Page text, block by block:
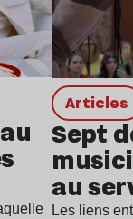
Articles
Sept
au
Les liens